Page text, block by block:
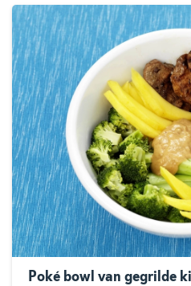
Poké bowl van gegrilde